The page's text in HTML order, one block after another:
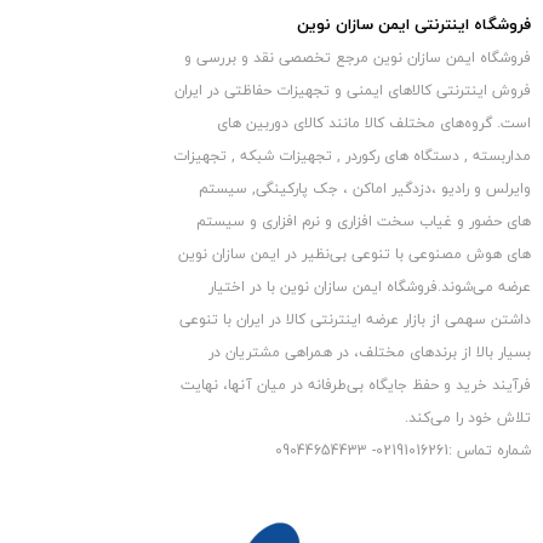
عدد ريموت ، دو عدد تگ RFID و آداپتور به همراه خود دارد.
اتصالات پنل مکسرون
روی این پنل سیمکارت خور مکسرون سه روش برای اتصال شما به
دستگاه قرار داده شده است که شما میتوانید به راحتی پنل دستگاه را
مدیریت کنید. این سه روش به صورت تلفن کننده خط شهری، تلفن
کننده سیمکارتی و دارای پورت شبکه جهت اتصال از طریق نرم افزار
تحت وب و نرم افزار موبایل اندروید و IOS می باشد.
اپلیکیشندزدگیر مکسرون مدل MX-BA-PAN-03
فروشگاه اینترنتی ایمن سازان نوین
فروشگاه ایمن سازان نوین مرجع تخصصی نقد و بررسی و
فروش اینترنتی کالاهای ایمنی و تجهیزات حفاظتی در ایران
است. گروه‏‏‌های مختلف کالا مانند کالای دوربین های
مداربسته , دستگاه های رکوردر , تجهیزات شبکه , تجهیزات
وایرلس و رادیو ،دزدگیر اماکن ، جک پارکینگی, سیستم
های حضور و غیاب سخت افزاری و نرم افزاری و سیستم
های هوش مصنوعی با تنوعی بی‌نظیر در ایمن سازان نوین
عرضه می‏‏‏‌شوند.فروشگاه ایمن سازان نوین با در اختیار
داشتن سهمی از بازار عرضه اینترنتی کالا در ایران با تنوعی
بسیار بالا از برندهای مختلف، در همراهی مشتریان در
فرآیند خرید و حفظ جایگاه بی‏‏‏‌طرفانه در میان آنها، نهایت
تلاش خود را می‌‏‏کند.
شماره تماس :02191016261- 09044654433